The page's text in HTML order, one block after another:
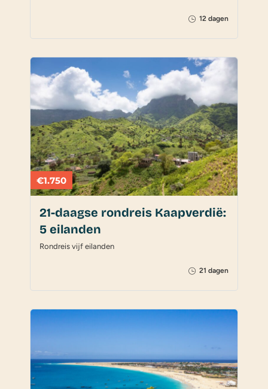
12 dagen
€1.750
21-daagse rondreis Kaapverdië:
5 eilanden
Rondreis vijf eilanden
21 dagen